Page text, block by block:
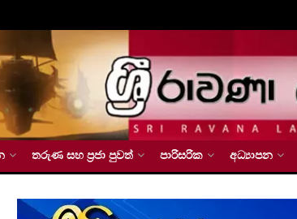
තරුණ සහ ප්‍රජා පුවත් පාරිසරික අධ්‍යාපන